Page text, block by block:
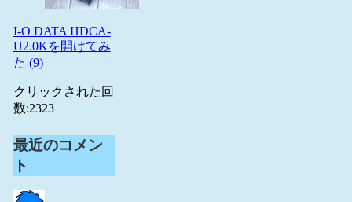
I-O DATA HDCA-
U2.0Kを開けてみ
た (9)
クリックされた回
数:2323
最近のコメン
ト